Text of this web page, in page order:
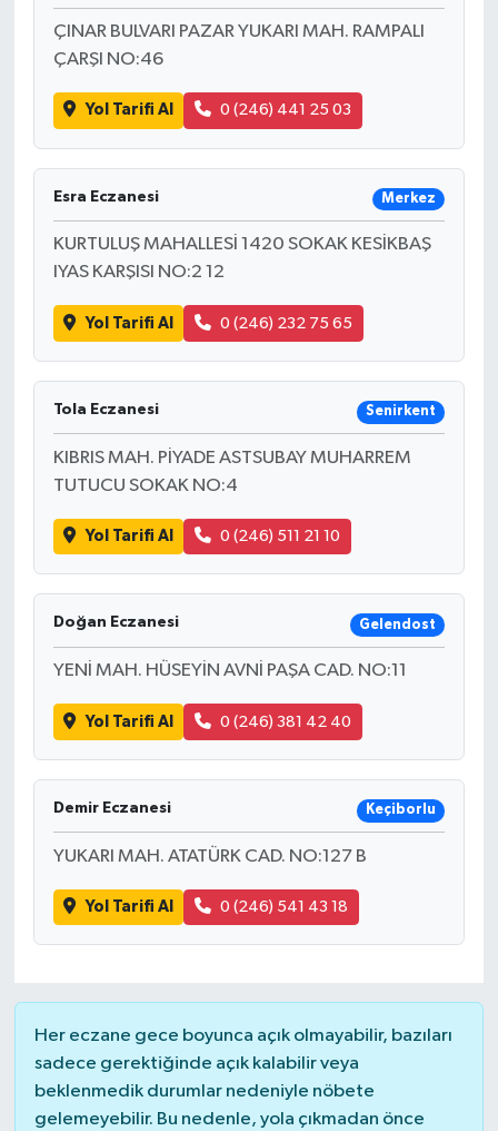
ÇINAR BULVARI PAZAR YUKARI MAH. RAMPALI
ÇARŞI NO:46
Yol Tarifi Al 0 (246) 441 25 03
Esra Eczanesi Merkez
KURTULUŞ MAHALLESİ 1420 SOKAK KESİKBAŞ
IYAS KARŞISI NO:2 12
Yol Tarifi Al 0 (246) 232 75 65
Tola Eczanesi Senirkent
KIBRIS MAH. PİYADE ASTSUBAY MUHARREM
TUTUCU SOKAK NO:4
Yol Tarifi Al 0 (246) 511 21 10
Doğan Eczanesi Gelendost
YENİ MAH. HÜSEYİN AVNİ PAŞA CAD. NO:11
Yol Tarifi Al 0 (246) 381 42 40
Demir Eczanesi Keçiborlu
YUKARI MAH. ATATÜRK CAD. NO:127 B
Yol Tarifi Al 0 (246) 541 43 18
Her eczane gece boyunca açık olmayabilir, bazıları
sadece gerektiğinde açık kalabilir veya
beklenmedik durumlar nedeniyle nöbete
gelemeyebilir. Bu nedenle, yola çıkmadan önce